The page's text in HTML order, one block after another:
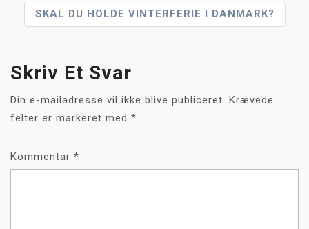
SKAL DU HOLDE VINTERFERIE I DANMARK?
Skriv Et Svar
Din e-mailadresse vil ikke blive publiceret. Krævede
felter er markeret med *
Kommentar *